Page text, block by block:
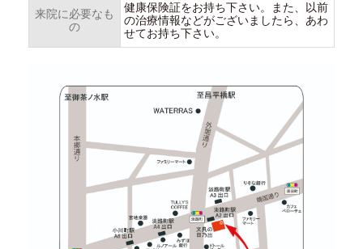
来院に必要なも
の
健康保険証をお持ち下さい。また、以前
の治療情報などがございましたら、あわ
せてお持ち下さい。